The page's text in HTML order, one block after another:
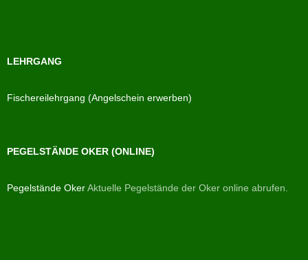
LEHRGANG
Fischereilehrgang (Angelschein erwerben)
PEGELSTÄNDE OKER (ONLINE)
Pegelstände OkerAktuelle Pegelstände der Oker online abrufen.